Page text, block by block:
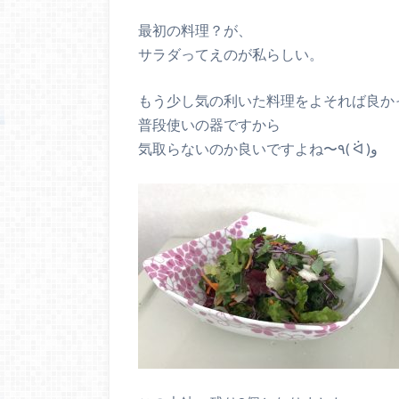
最初の料理？が、
サラダってえのが私らしい。
もう少し気の利いた料理をよそれば良か
普段使いの器ですから
気取らないのか良いですよね〜٩( ᐛ )و